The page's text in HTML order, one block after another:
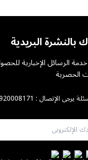
بالنشرة البريدية
الرسائل الإخبارية
الحصرية
يرجى الإتصال :